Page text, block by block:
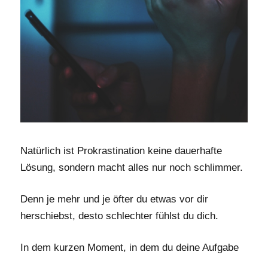
Natürlich ist Prokrastination keine dauerhafte
Lösung, sondern macht alles nur noch schlimmer.
Denn je mehr und je öfter du etwas vor dir
herschiebst, desto schlechter fühlst du dich.
In dem kurzen Moment, in dem du deine Aufgabe